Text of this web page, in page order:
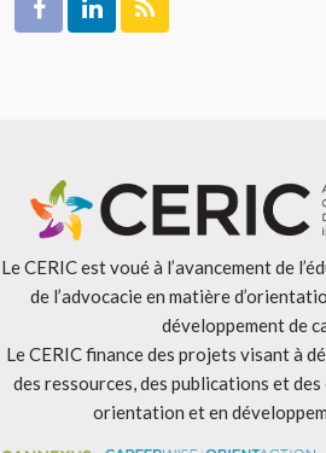
Le CERIC est voué à l’avancement de
de l’advocacie en matière
développement de
Le CERIC finance des projets visant à
des ressources, des publications et
orientation et en